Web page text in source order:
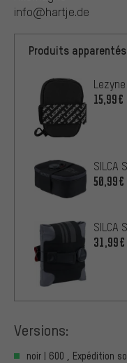
info@hartje.de
Produits apparentés
15,99€
SILCA
50,99€
SILCA
31,99€
Versions:
noir | 600 , Expédition